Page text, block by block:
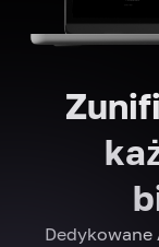
Dedykowane